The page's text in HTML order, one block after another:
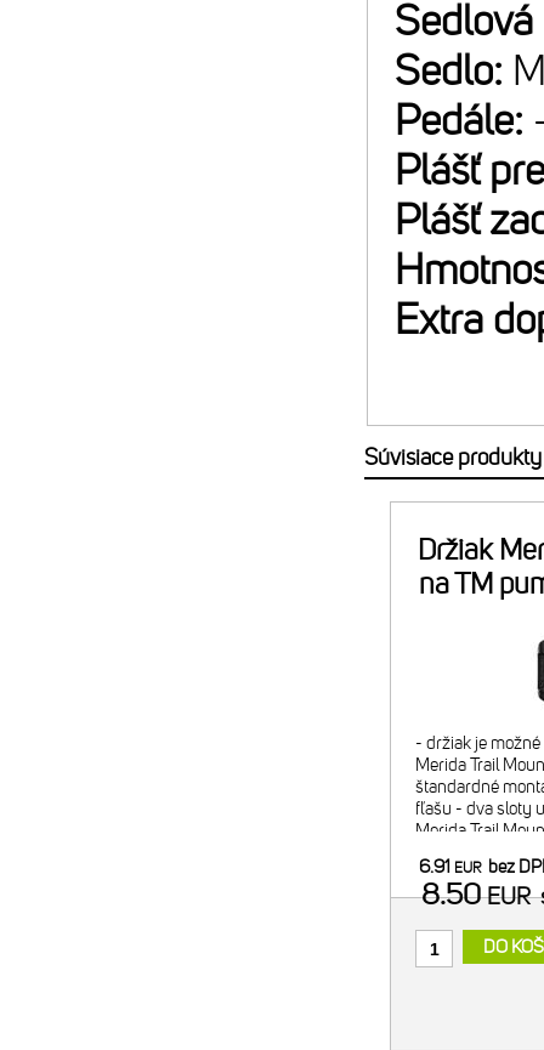
Sedlo:
Pedále:
Plášť
Plášť
Extra
Súvisiace produkty
Držiak
na TM
- držiak je
Merida Trail
štandardné
fľašu - dva sloty
Merida Trail
minipumpy) -
6.91 EUR bez
8.50EUR
DO